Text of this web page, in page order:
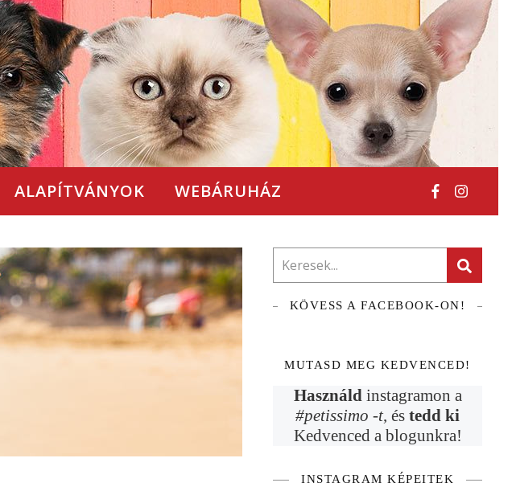
ALAPÍTVÁNYOK WEBÁRUHÁZ
KÖVESS A FACEBOOK-ON!
MUTASD MEG KEDVENCED!
Használdinstagramon a
#petissimo -t, és tedd ki
Kedvenced a blogunkra!
INSTAGRAM KÉPEITEK